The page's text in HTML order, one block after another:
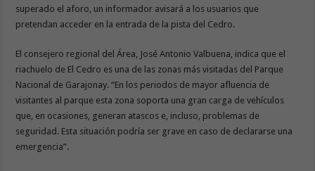
superado el aforo, un informador avisará a los usuarios que
pretendan acceder en la entrada de la pista del Cedro.
El consejero regional del Área, José Antonio Valbuena, indica que el
riachuelo de El Cedro es una de las zonas más visitadas del Parque
Nacional de Garajonay. “En los periodos de mayor afluencia de
visitantes al parque esta zona soporta una gran carga de vehículos
que, en ocasiones, generan atascos e, incluso, problemas de
seguridad. Esta situación podría ser grave en caso de declararse una
emergencia”.